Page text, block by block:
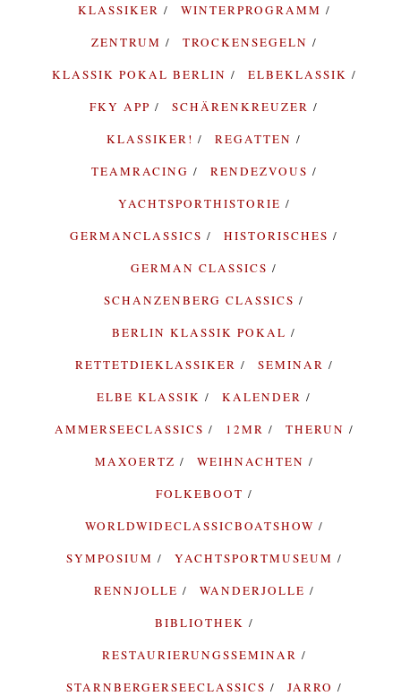
KLASSIKER
WINTERPROGRAMM
ZENTRUM
TROCKENSEGELN
KLASSIK POKAL BERLIN
ELBEKLASSIK
FKY APP
SCHÄRENKREUZER
KLASSIKER!
REGATTEN
TEAMRACING
RENDEZVOUS
YACHTSPORTHISTORIE
GERMANCLASSICS
HISTORISCHES
GERMAN CLASSICS
SCHANZENBERG CLASSICS
BERLIN KLASSIK POKAL
RETTETDIEKLASSIKER
SEMINAR
ELBE KLASSIK
KALENDER
AMMERSEECLASSICS
12MR
THERUN
MAXOERTZ
WEIHNACHTEN
FOLKEBOOT
WORLDWIDECLASSICBOATSHOW
SYMPOSIUM
YACHTSPORTMUSEUM
RENNJOLLE
WANDERJOLLE
BIBLIOTHEK
RESTAURIERUNGSSEMINAR
STARNBERGERSEECLASSICS
JARRO